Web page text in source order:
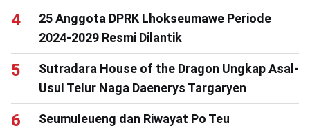
25 Anggota DPRK Lhokseumawe Periode
2024-2029 Resmi Dilantik
Sutradara House of the Dragon Ungkap Asal-
Usul Telur Naga Daenerys Targaryen
Seumuleueng dan Riwayat Po Teu